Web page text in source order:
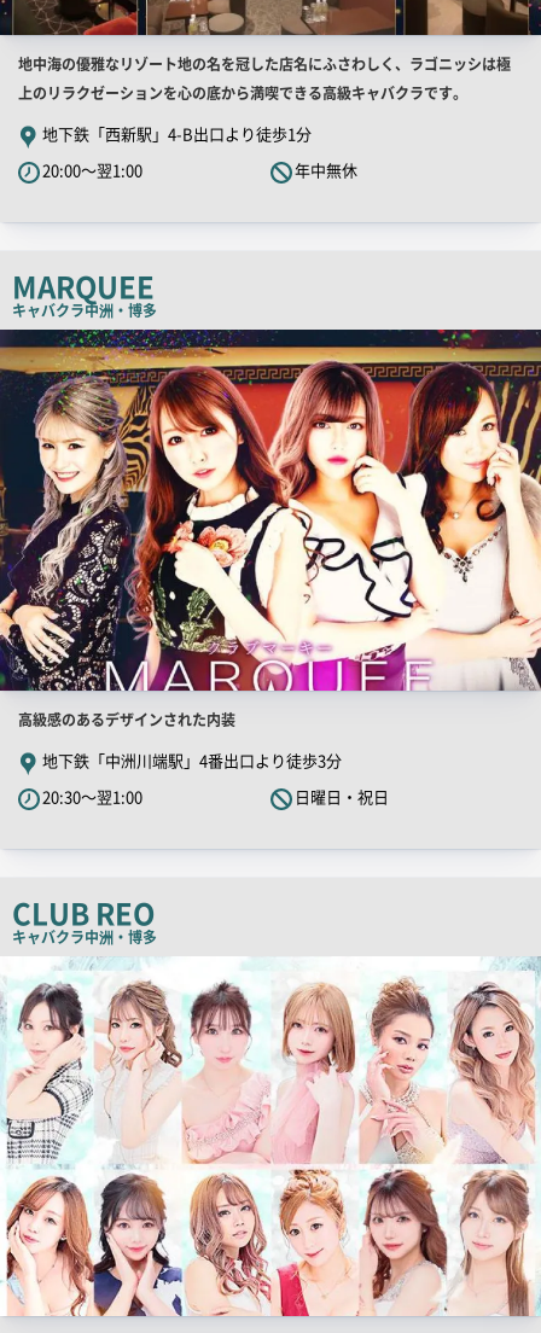
店
舗
PR
キ
ャ
ピ
ー
地中海の優雅なリゾート地の名を冠した店名にふさわしく、ラゴニッシは極
上のリラクゼーションを心の底から満喫できる高級キャバクラです。
地下鉄「西新駅」4-B出口より徒歩1分
20:00～翌1:00
年中無休
MARQUEE
キャバクラ中洲・博多
店
舗
PR
店
舗
PR
キ
コ
ピ
ー
高級感のあるデザインされた内装
地下鉄「中洲川端駅」4番出口より徒歩3分
20:30～翌1:00
日曜日・祝日
CLUB REO
キャバクラ中洲・博多
店
舗
PR
画
像